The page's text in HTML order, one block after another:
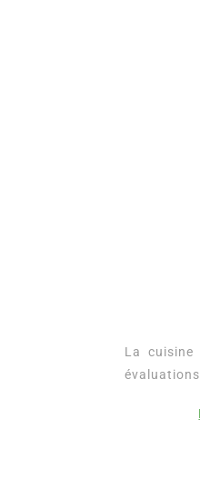
La cuisine